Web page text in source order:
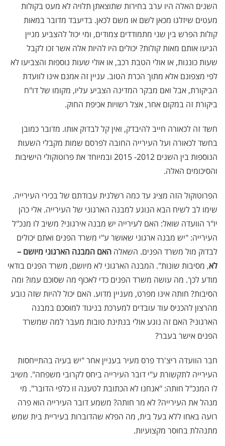
השנים האלה היו ערב בחירות שתוצאתן תלויה לא מעט בקולות
מעטים שיזלגו מכאן לשם או משם לכאן. בדיעבד מדובר במאות
קולות הפרש בין שני מתמודדים צמודים, ומי יכול להצביע מניין
הגיעו אותם מאות קולות? יכולים היו להיות אלה אשר זכו לקבל
שעות כוננות, או אולי הטבת רכב, או אולי שעות נוספות והצביעו לא
לפי מצפונם אלא מתוך הכרת הטוב. עניין זה אמנם אינו לוועדת
הביקורת, אבל ואם מבקר המדינה הצביע עליו, מקומו של דו"ח
ביקורת זה במקום אחר, אצל רשויות אכיפת החוק.
חשד זה לכאורה חייב להיבדק, ואין קל לבדוק אותו. מדובר כמובן
בחשד לכאורה ועל העירייה החובה לפרסם שמות מקבלי השעות
הנוספות בין השנים 2012- 2015 ובמיוחד את פרוטוקולי הישיבות
והסיכומים האלה.
הפרוטוקול הזה מציג עד כמה רשלנית עבודתם של בכירי העירייה.
שימו לב לשיח הבא הנוגע למבנה הארגוני של העירייה. אלי כהן
יו"ר הוועדה שואל: האם לעירייה יש מבנה אירגוני? משיב לו מנכ"ל
העירייה: "יש מבנה ארגוני שאושר ע"י משרד הפנים ואתם יכולים
לבדוק מול משרד הפנים. השאלה האם המבנה הארגוני מיושם –
לא, מסיבות שונות". המבנה הארגוני לא מיושם, משרד הפנים בודאי
מודע לכך. מה עושה משרד הפנים כדי לאכוף מה שסוכם עמו? ומה
הסיבות? חותה אינו מפרט, מעניין מדוע. האם יכול להיות שזה נובע
מהרצון להכניס עוד עובדים למערכת בניגוד למוסכם במבנה
הארגוני? האם זה נוגע אולי בנתינת טובות מעבר למה שמשרד
הפנים אישר בעבר?
חבר הוועדה ריצ'רד פרס מעיר בעניין אחר "יש בעיה בהתייחסות
העירייה לתקשורת ע"י דובר העירייה ביחס לקרובי משפחה". משיב
לו המנכ"ל חותה: "אנחנו לא הכתובת לטענה זו כלפי הדובר". מי
מנהל את העירייה? לא מר חותה? משמע דובר העירייה הוא פרה
רועה באחו ללא בעל בית, מה הפלא שהדוברות בעיריית בית שמש
מתנהלת בחוסר מקצועיות.